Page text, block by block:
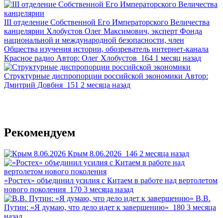
III отделение Собственной Его Императорского Величества
канцелярии Хлобустов Олег Максимович, эксперт Фонда
национальной и международной безопасности, член
Общества изучения истории, обозреватель интернет-канала
Красное радио Автор: Олег Хлобустов 164 1 месяц назад
Структурные диспропорции российской экономики Автор:
Дмитрий Довбня 151 2 месяца назад
Рекомендуем
Крым 8.06.2026 146 2 месяца назад
«Ростех» объединил усилия с Китаем в работе над вертолетом
нового поколения 170 3 месяца назад
В.В.
Путин: «Я думаю, что дело идет к завершению» 180 3 месяца